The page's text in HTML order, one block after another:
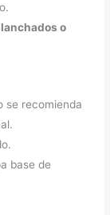
o
se recomienda
base de